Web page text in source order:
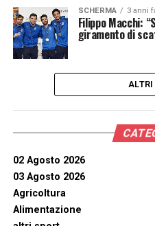
SCHERMA 3 anni
Filippo Macchi:
giramento di
ALTRI
02 Agosto 2026
03 Agosto 2026
Agricoltura
Alimentazione